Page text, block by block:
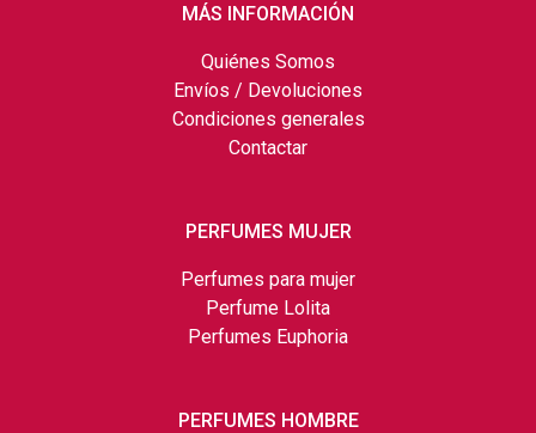
MÁS INFORMACIÓN
Quiénes Somos
Envíos / Devoluciones
Condiciones generales
Contactar
PERFUMES MUJER
Perfumes para mujer
Perfume Lolita
Perfumes Euphoria
PERFUMES HOMBRE